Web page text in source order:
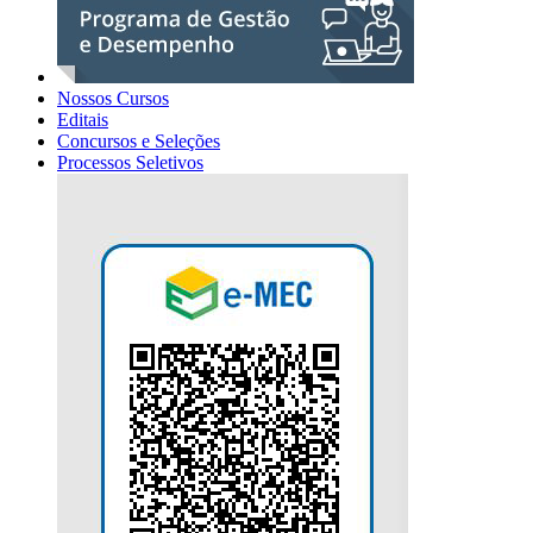
Nossos Cursos
Editais
Concursos e Seleções
Processos Seletivos